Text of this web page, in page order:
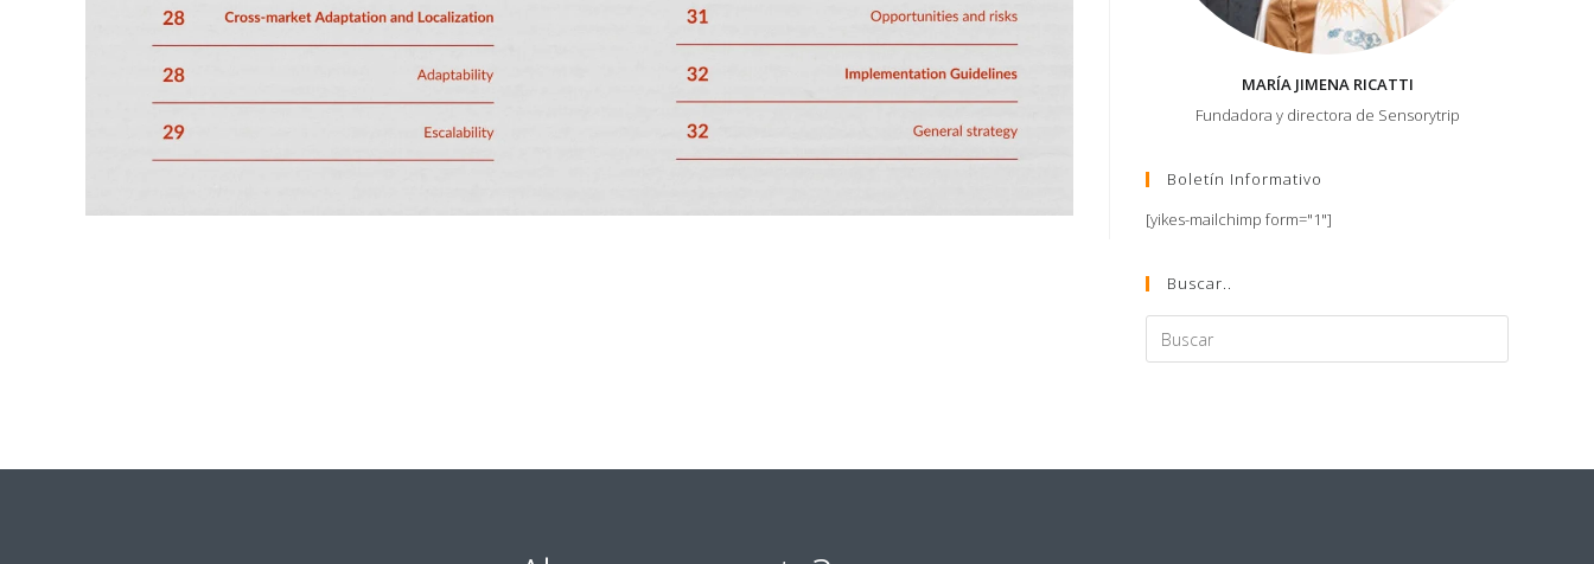
MARÍA JIMENA RICATTI
Fundadora y directora de Sensorytrip
Boletín Informativo
[yikes-mailchimp form="1"]
Buscar..